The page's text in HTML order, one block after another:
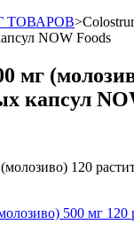
ТОВАРОВ>
NOW Foods
мг
капсул